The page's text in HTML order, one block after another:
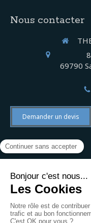
Nous contacter
69790
Demander un devis
©2022 THEVENET